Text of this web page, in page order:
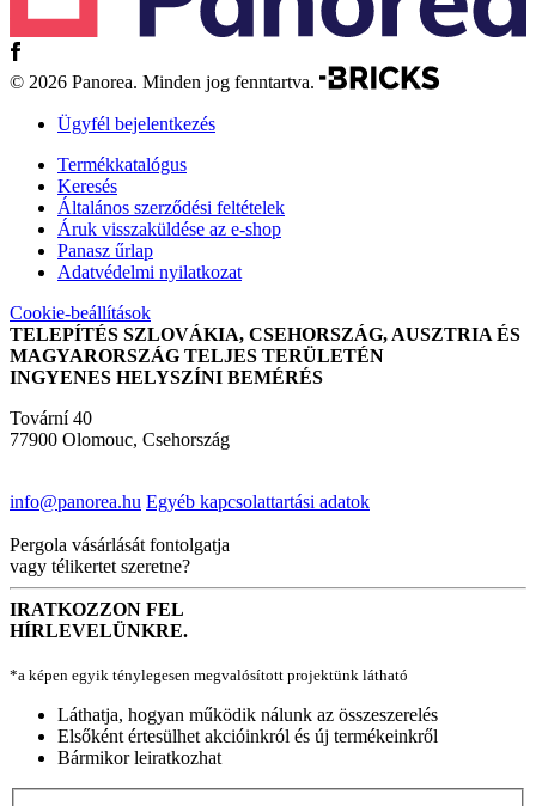
© 2026 Panorea. Minden jog fenntartva.
Ügyfél bejelentkezés
Termékkatalógus
Keresés
Általános szerződési feltételek
Áruk visszaküldése az e-shop
Panasz űrlap
Adatvédelmi nyilatkozat
Cookie-beállítások
TELEPÍTÉS SZLOVÁKIA, CSEHORSZÁG, AUSZTRIA ÉS
MAGYARORSZÁG TELJES TERÜLETÉN
INGYENES HELYSZÍNI BEMÉRÉS
Tovární 40
77900 Olomouc, Csehország
info@panorea.hu Egyéb kapcsolattartási adatok
Pergola vásárlását fontolgatja
vagy télikertet szeretne?
IRATKOZZON FEL
HÍRLEVELÜNKRE.
*a képen egyik ténylegesen megvalósított projektünk látható
Láthatja, hogyan működik nálunk az összeszerelés
Elsőként értesülhet akcióinkról és új termékeinkről
Bármikor leiratkozhat